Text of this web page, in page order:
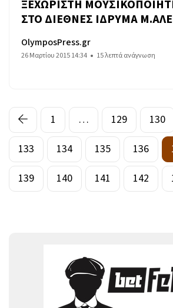
ΞΕΧΩΡΙΣΤΗ
ΣΤΟ ΔΙΕΘΝΕΣ ΙΔΡΥΜΑ
OlymposPress.gr
26 Μαρτίου 2015 14:34 15 λεπτά ανάγνωση
1 … 129 130
133
134 135 136
139
140 141 142